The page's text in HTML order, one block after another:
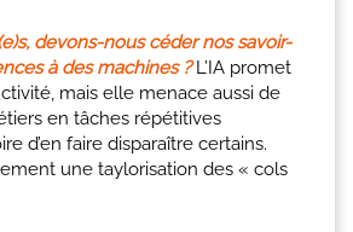
devons-nous céder nos savoir-
à des machines ?L’IA promet
mais elle menace aussi de
en tâches répétitives
d’en faire disparaître certains.
une taylorisation des « cols